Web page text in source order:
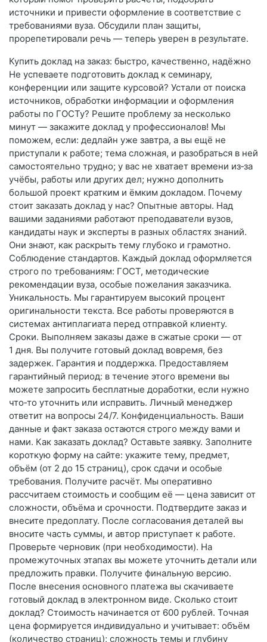
источники и привести оформление в соответствие с
требованиями вуза. Обсудили план защиты,
прорепетировали речь — теперь уверен в результате.
Купить доклад на заказ: быстро, качественно, надёжно
Не успеваете подготовить доклад к семинару,
конференции или защите курсовой? Устали от поиска
источников, обработки информации и оформления
работы по ГОСТу? Решите проблему за несколько
минут — закажите доклад у профессионалов! Мы
поможем, если: дедлайн уже завтра, а вы ещё не
приступали к работе; тема сложная, и разобраться в ней
самостоятельно трудно; у вас не хватает времени из‑за
учёбы, работы или других дел; нужно дополнить
большой проект кратким и ёмким докладом. Почему
стоит заказать доклад у нас? Опытные авторы. Над
вашими заданиями работают преподаватели вузов,
кандидаты наук и эксперты в разных областях знаний.
Они знают, как раскрыть тему глубоко и грамотно.
Соблюдение стандартов. Каждый доклад оформляется
строго по требованиям: ГОСТ, методические
рекомендации вуза, особые пожелания заказчика.
Уникальность. Мы гарантируем высокий процент
оригинальности текста. Все работы проверяются в
системах антиплагиата перед отправкой клиенту.
Сроки. Выполняем заказы даже в сжатые сроки — от
1 дня. Вы получите готовый доклад вовремя, без
задержек. Гарантия и поддержка. Предоставляем
гарантийный период: в течение этого времени вы
можете запросить бесплатные доработки, если нужно
что‑то уточнить или исправить. Личный менеджер
ответит на вопросы 24/7. Конфиденциальность. Ваши
данные и факт заказа остаются строго между вами и
нами. Как заказать доклад? Оставьте заявку. Заполните
короткую форму на сайте: укажите тему, предмет,
объём (от 2 до 15 страниц), срок сдачи и особые
требования. Получите расчёт. Мы оперативно
рассчитаем стоимость и сообщим её — цена зависит от
сложности, объёма и срочности. Подтвердите заказ и
внесите предоплату. После согласования деталей вы
вносите часть суммы, и автор приступает к работе.
Проверьте черновик (при необходимости). На
промежуточных этапах вы можете уточнить детали или
предложить правки. Получите финальную версию.
После внесения основного платежа вы скачиваете
готовый доклад в электронном виде. Сколько стоит
доклад? Стоимость начинается от 600 рублей. Точная
цена формируется индивидуально и учитывает: объём
(количество страниц); сложность темы и глубину